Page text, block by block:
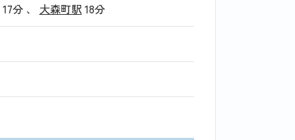
17分 、 大森町駅 18分